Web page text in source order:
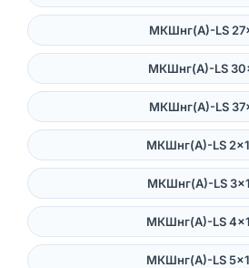
МКШнг(А)-LS
МКШнг(А)-LS
МКШнг(А)-LS
МКШнг(А)-LS
МКШнг(А)-LS
МКШнг(А)-LS
МКШнг(А)-LS